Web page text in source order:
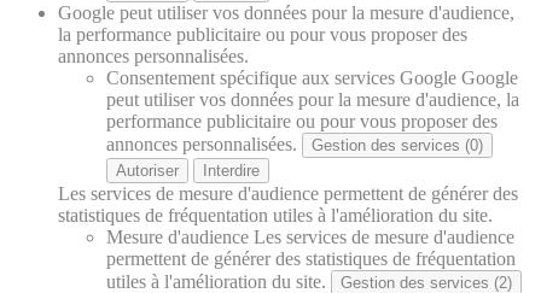
Google peut utiliser vos données pour la mesure d'audience,
la performance publicitaire ou pour vous proposer des
annonces personnalisées.
Consentement spécifique aux services Google Google
peut utiliser vos données pour la mesure d'audience, la
performance publicitaire ou pour vous proposer des
annonces personnalisées.
Gestion des services (0)
Autoriser
Interdire
Les services de mesure d'audience permettent de générer des
statistiques de fréquentation utiles à l'amélioration du site.
Mesure d'audience Les services de mesure d'audience
permettent de générer des statistiques de fréquentation
utiles à l'amélioration du site.
Gestion des services (2)